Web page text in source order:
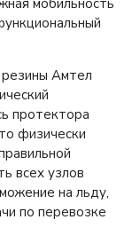
Амтел
протектора
физически
всех узлов
на льду,
по перевозке